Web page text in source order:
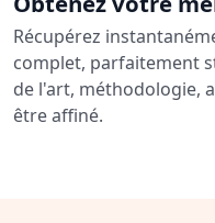
Récupérez
complet, parfaitement
de l'art, méthodologie,
être affiné.